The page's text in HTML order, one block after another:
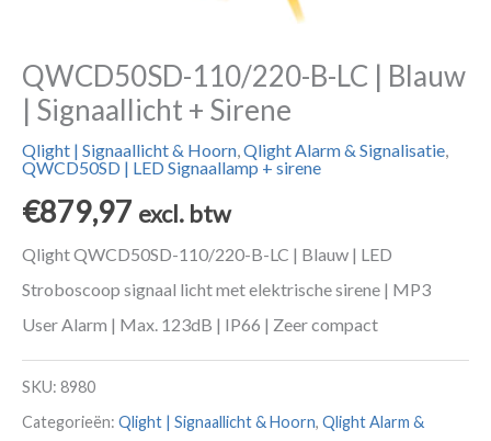
QWCD50SD-110/220-B-LC | Blauw
| Signaallicht + Sirene
Qlight | Signaallicht & Hoorn,Qlight Alarm & Signalisatie,
QWCD50SD | LED Signaallamp + sirene
€879,97 excl. btw
Qlight QWCD50SD-110/220-B-LC | Blauw | LED
Stroboscoop signaal licht met elektrische sirene | MP3
User Alarm | Max. 123dB | IP66 | Zeer compact
SKU: 8980
Categorieën: Qlight | Signaallicht & Hoorn, Qlight Alarm &